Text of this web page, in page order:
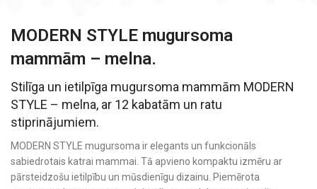
MODERN STYLE mugursoma
mammām – melna.
Stilīga un ietilpīga mugursoma mammām MODERN
STYLE – melna, ar 12 kabatām un ratu
stiprinājumiem.
MODERN STYLE mugursoma ir elegants un funkcionāls
sabiedrotais katrai mammai. Tā apvieno kompaktu izmēru ar
pārsteidzošu ietilpību un mūsdienīgu dizainu. Piemērota